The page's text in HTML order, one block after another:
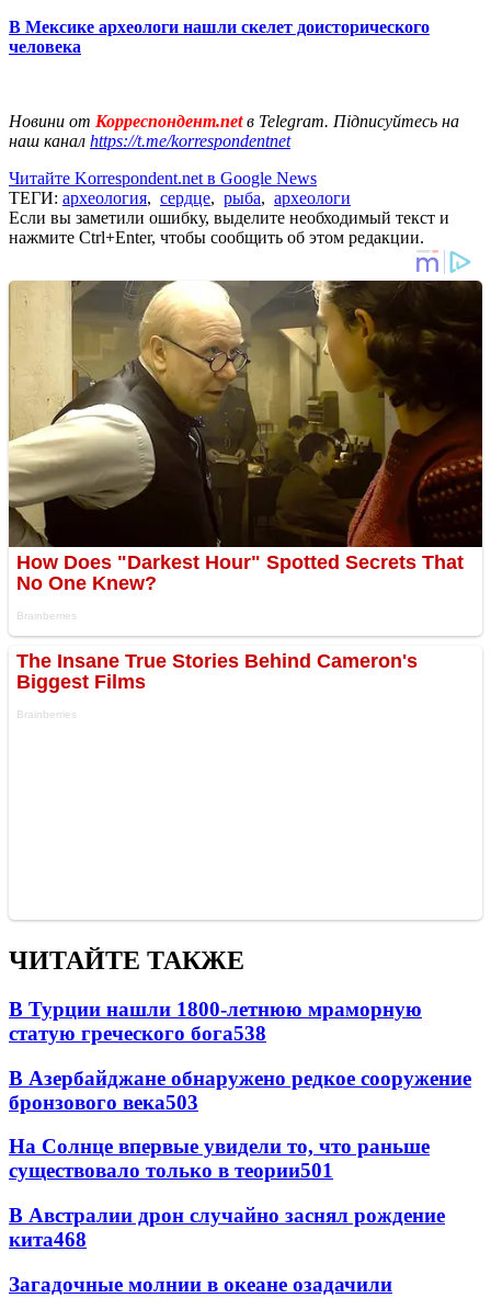
В Мексике археологи нашли скелет доисторического
человека
Новини от Корреспондент.netв Telegram. Підписуйтесь на
наш канал https://t.me/korrespondentnet
Читайте Korrespondent.net в Google News
ТЕГИ: археология, сердце, рыба, археологи
Если вы заметили ошибку, выделите необходимый текст и
нажмите Ctrl+Enter, чтобы сообщить об этом редакции.
ЧИТАЙТЕ ТАКЖЕ
В Турции нашли 1800-летнюю мраморную
статую греческого бога538
В Азербайджане обнаружено редкое сооружение
бронзового века503
На Солнце впервые увидели то, что раньше
существовало только в теории501
В Австралии дрон случайно заснял рождение
кита468
Загадочные молнии в океане озадачили